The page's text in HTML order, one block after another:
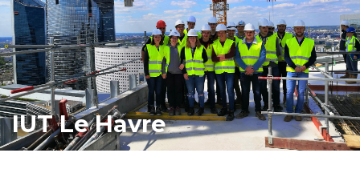
IUT Le Havre